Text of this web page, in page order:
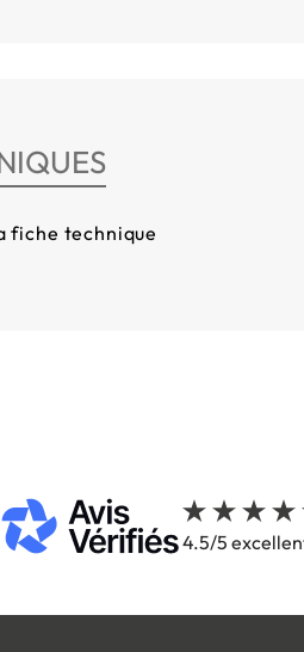
fiche technique
4.5/5